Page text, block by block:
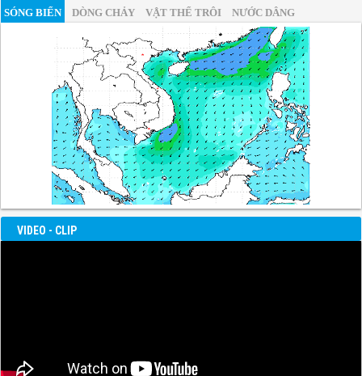
SÓNG BIỂN DÒNG CHẢY VẬT THỂ TRÔI NƯỚC DÂNG
VIDEO - CLIP